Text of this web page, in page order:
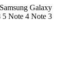
Galaxy
5 Note 4 Note 3